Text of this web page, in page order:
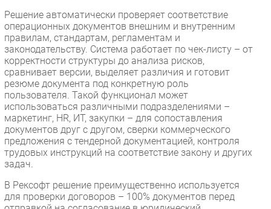
Решение автоматически проверяет соответствие
операционных документов внешним и внутренним
правилам, стандартам, регламентам и
законодательству. Система работает по чек-листу – от
корректности структуры до анализа рисков,
сравнивает версии, выделяет различия и готовит
резюме документа под конкретную роль
пользователя. Такой функционал может
использоваться различными подразделениями –
маркетинг, HR, ИТ, закупки – для сопоставления
документов друг с другом, сверки коммерческого
предложения с тендерной документацией, контроля
трудовых инструкций на соответствие закону и других
задач.
В Рексофт решение преимущественно используется
для проверки договоров – 100% документов перед